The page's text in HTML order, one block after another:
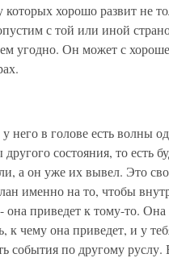
хорошо развит не
с той или иной
угодно. Он может с
него в голове есть волны
состояния, то есть
а он уже их вывел. Это
именно на то, чтобы
она приведет к тому-то.
чему она приведет, и у
события по другому руслу.